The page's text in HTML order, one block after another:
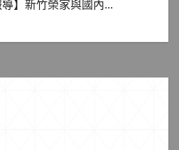
】新竹榮家與國內...